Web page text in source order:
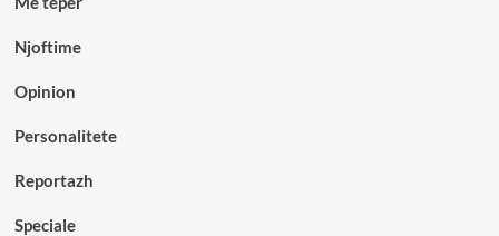
Njoftime
Opinion
Personalitete
Reportazh
Speciale